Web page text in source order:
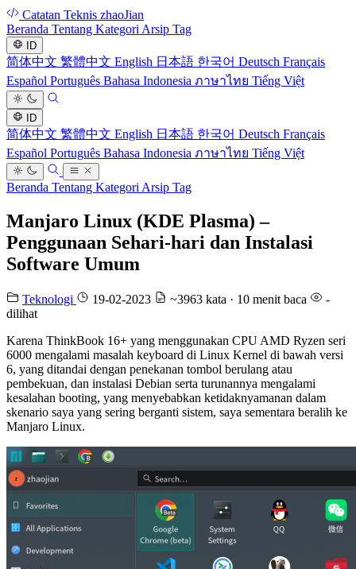
Catatan Teknis zhaoJian
Beranda Tentang Kategori Arsip Tag
ID
简体中文 繁體中文 English 日本語 한국어 Deutsch Français
Español Português Bahasa Indonesia ภาษาไทย Tiếng Việt
ID
简体中文 繁體中文 English 日本語 한국어 Deutsch Français
Español Português Bahasa Indonesia ภาษาไทย Tiếng Việt
Beranda Tentang Kategori Arsip Tag
Manjaro Linux (KDE Plasma) –
Penggunaan Sehari-hari dan Instalasi
Software Umum
Teknologi 19-02-2023 ~3963 kata · 10 menit baca
-
dilihat
Karena ThinkBook 16+ yang menggunakan CPU AMD Ryzen seri
6000 mengalami masalah keyboard di Linux Kernel di bawah versi
6, yang ditandai dengan penekanan tombol berulang atau
pembekuan, dan instalasi Debian serta turunannya mengalami
kesalahan booting, yang menyebabkan ketidaknyamanan dalam
skenario saya yang sering berganti sistem, saya sementara beralih ke
Manjaro Linux.